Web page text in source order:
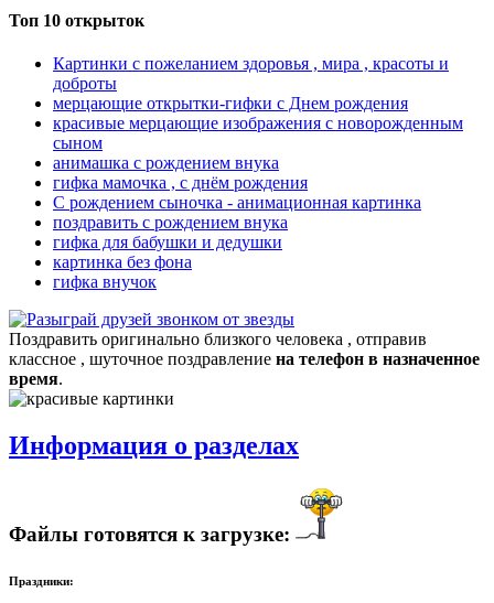
Топ 10 открыток
Картинки с пожеланием здоровья , мира , красоты и
доброты
мерцающие открытки-гифки с Днем рождения
красивые мерцающие изображения с новорожденным
сыном
анимашка с рождением внука
гифка мамочка , с днём рождения
С рождением сыночка - анимационная картинка
поздравить с рождением внука
гифка для бабушки и дедушки
картинка без фона
гифка внучок
Поздравить оригинально близкого человека , отправив
классное , шуточное поздравление на телефон в назначенное
время.
Информация о разделах
Файлы готовятся к загрузке:
Праздники: